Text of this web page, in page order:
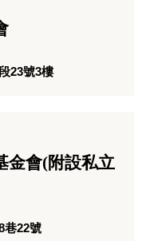
23號3樓
金會(附設私立
巷22號